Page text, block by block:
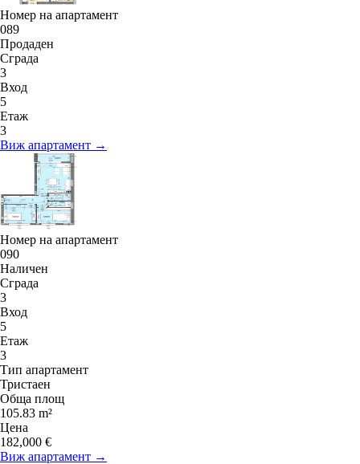
Номер на апартамент
089
Продаден
Сграда
3
Вход
5
Етаж
3
Виж апартамент →
Номер на апартамент
090
Наличен
Сграда
3
Вход
5
Етаж
3
Тип апартамент
Тристаен
Обща площ
105.83 m²
Цена
182,000 €
Виж апартамент →